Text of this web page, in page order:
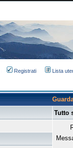
Registrati Lista
Tutto